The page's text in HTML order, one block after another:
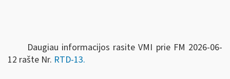
Daugiau informacijos rasite VMI prie FM 2026-06-
12 rašte Nr. RTD-13.